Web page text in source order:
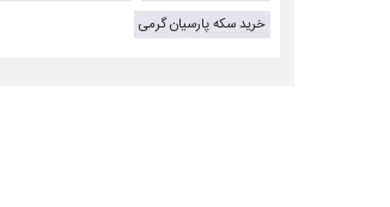
خرید سکه پارسیان گرمی